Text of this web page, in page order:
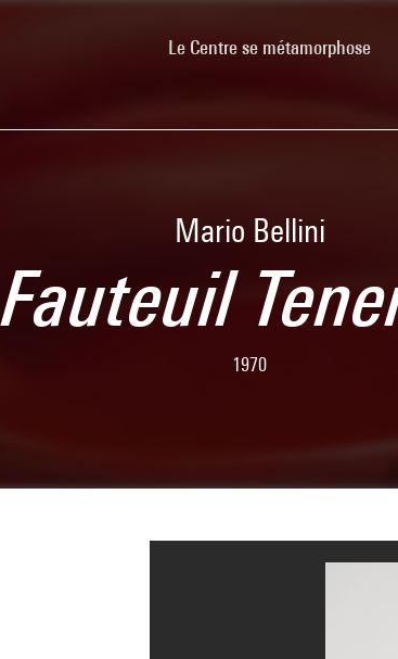
Le Centre se métamorphose
Mario Bellini
Fauteuil
1970